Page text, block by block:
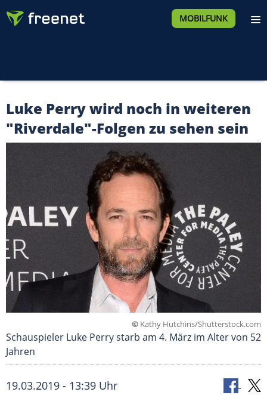
MOBILFUNK
Luke Perry wird noch in weiteren
"Riverdale"-Folgen zu sehen sein
© Kathy Hutchins/Shutterstock.com
Schauspieler Luke Perry starb am 4. März im Alter von 52
Jahren
19.03.2019 - 13:39 Uhr